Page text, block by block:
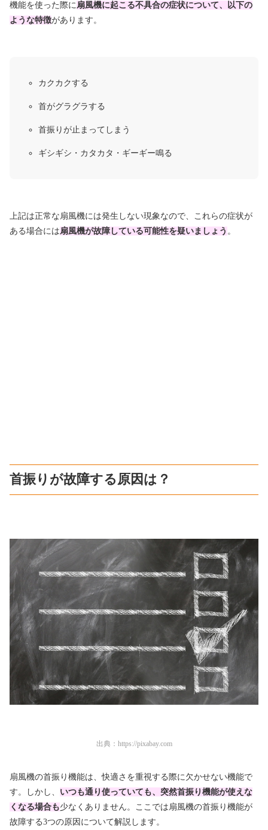
機能を使った際に扇風機に起こる不具合の症状について、以下の
ような特徴があります。
カクカクする
首がグラグラする
首振りが止まってしまう
ギシギシ・カタカタ・ギーギー鳴る
上記は正常な扇風機には発生しない現象なので、これらの症状が
ある場合には扇風機が故障している可能性を疑いましょう 。
首振りが故障する原因は？
出典： https://pixabay.com
扇風機の首振り機能は、快適さを重視する際に欠かせない機能で
す。しかし、 いつも通り使っていても、突然首振り機能が使えな
くなる場合も少なくありません。ここでは扇風機の首振り機能が
故障する3つの原因について解説します。